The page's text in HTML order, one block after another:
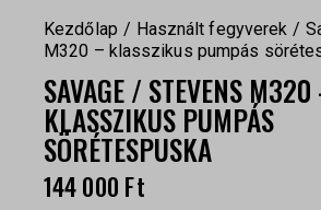
Kezdőlap Használt fegyverek
M320 – klasszikus pumpás
SAVAGE / STEVENS
KLASSZIKUS PUMPÁS
SÖRÉTESPUSKA
144 000 Ft